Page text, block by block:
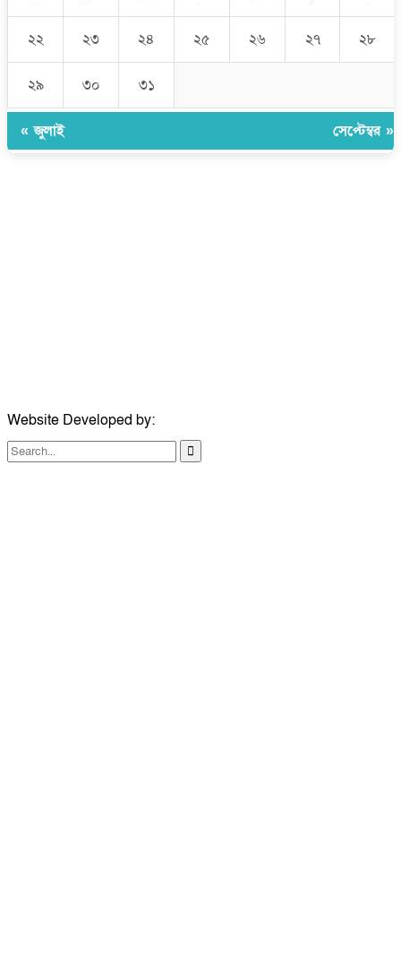
২২ ২৩ ২৪ ২৫ ২৬ ২৭ ২৮
২৯ ৩০ ৩১
« জুলাই সেপ্টেম্বর »
Website Developed by: